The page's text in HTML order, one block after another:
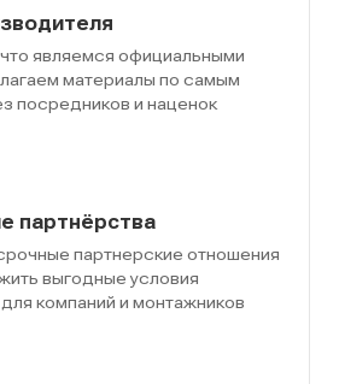
являемся официальными
материалы по самым
посредников и наценок
партнёрства
партнерские отношения
выгодные условия
компаний и монтажников